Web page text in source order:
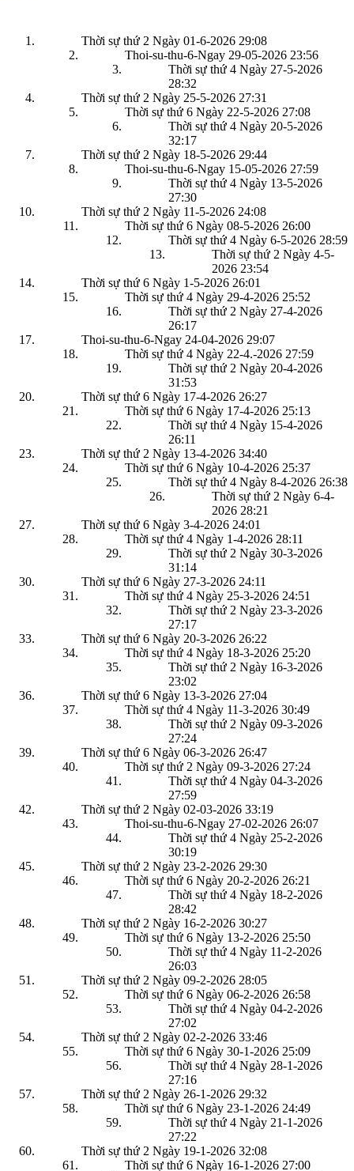
Thời sự thứ 2 Ngày 01-6-2026 29:08
Thoi-su-thu-6-Ngay 29-05-2026 23:56
Thời sự thứ 4 Ngày 27-5-2026
28:32
Thời sự thứ 2 Ngày 25-5-2026 27:31
Thời sự thứ 6 Ngày 22-5-2026 27:08
Thời sự thứ 4 Ngày 20-5-2026
32:17
Thời sự thứ 2 Ngày 18-5-2026 29:44
Thoi-su-thu-6-Ngay 15-05-2026 27:59
Thời sự thứ 4 Ngày 13-5-2026
27:30
Thời sự thứ 2 Ngày 11-5-2026 24:08
Thời sự thứ 6 Ngày 08-5-2026 26:00
Thời sự thứ 4 Ngày 6-5-2026 28:59
Thời sự thứ 2 Ngày 4-5-
2026 23:54
Thời sự thứ 6 Ngày 1-5-2026 26:01
Thời sự thứ 4 Ngày 29-4-2026 25:52
Thời sự thứ 2 Ngày 27-4-2026
26:17
Thoi-su-thu-6-Ngay 24-04-2026 29:07
Thời sự thứ 4 Ngày 22-4.-2026 27:59
Thời sự thứ 2 Ngày 20-4-2026
31:53
Thời sự thứ 6 Ngày 17-4-2026 26:27
Thời sự thứ 6 Ngày 17-4-2026 25:13
Thời sự thứ 4 Ngày 15-4-2026
26:11
Thời sự thứ 2 Ngày 13-4-2026 34:40
Thời sự thứ 6 Ngày 10-4-2026 25:37
Thời sự thứ 4 Ngày 8-4-2026 26:38
Thời sự thứ 2 Ngày 6-4-
2026 28:21
Thời sự thứ 6 Ngày 3-4-2026 24:01
Thời sự thứ 4 Ngày 1-4-2026 28:11
Thời sự thứ 2 Ngày 30-3-2026
31:14
Thời sự thứ 6 Ngày 27-3-2026 24:11
Thời sự thứ 4 Ngày 25-3-2026 24:51
Thời sự thứ 2 Ngày 23-3-2026
27:17
Thời sự thứ 6 Ngày 20-3-2026 26:22
Thời sự thứ 4 Ngày 18-3-2026 25:20
Thời sự thứ 2 Ngày 16-3-2026
23:02
Thời sự thứ 6 Ngày 13-3-2026 27:04
Thời sự thứ 4 Ngày 11-3-2026 30:49
Thời sự thứ 2 Ngày 09-3-2026
27:24
Thời sự thứ 6 Ngày 06-3-2026 26:47
Thời sự thứ 2 Ngày 09-3-2026 27:24
Thời sự thứ 4 Ngày 04-3-2026
27:59
Thời sự thứ 2 Ngày 02-03-2026 33:19
Thoi-su-thu-6-Ngay 27-02-2026 26:07
Thời sự thứ 4 Ngày 25-2-2026
30:19
Thời sự thứ 2 Ngày 23-2-2026 29:30
Thời sự thứ 6 Ngày 20-2-2026 26:21
Thời sự thứ 4 Ngày 18-2-2026
28:42
Thời sự thứ 2 Ngày 16-2-2026 30:27
Thời sự thứ 6 Ngày 13-2-2026 25:50
Thời sự thứ 4 Ngày 11-2-2026
26:03
Thời sự thứ 2 Ngày 09-2-2026 28:05
Thời sự thứ 6 Ngày 06-2-2026 26:58
Thời sự thứ 4 Ngày 04-2-2026
27:02
Thời sự thứ 2 Ngày 02-2-2026 33:46
Thời sự thứ 6 Ngày 30-1-2026 25:09
Thời sự thứ 4 Ngày 28-1-2026
27:16
Thời sự thứ 2 Ngày 26-1-2026 29:32
Thời sự thứ 6 Ngày 23-1-2026 24:49
Thời sự thứ 4 Ngày 21-1-2026
27:22
Thời sự thứ 2 Ngày 19-1-2026 32:08
Thời sự thứ 6 Ngày 16-1-2026 27:00